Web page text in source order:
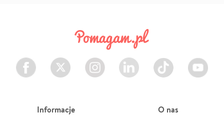
Facebook Twitter Instagram LinkedIn TikTok Youtube
Informacje O nas